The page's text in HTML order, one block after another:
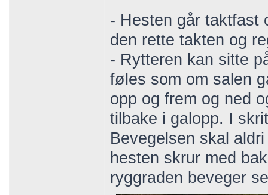
- Hesten går taktfast
den rette takten og
- Rytteren kan sitte
føles som om salen
opp og frem og ned
tilbake i galopp. I
Bevegelsen skal
hesten skrur med
ryggraden beveger